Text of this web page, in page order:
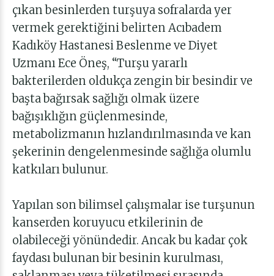
çıkan besinlerden turşuya sofralarda yer
vermek gerektiğini belirten Acıbadem
Kadıköy Hastanesi Beslenme ve Diyet
Uzmanı Ece Öneş, “Turşu yararlı
bakterilerden oldukça zengin bir besindir ve
başta bağırsak sağlığı olmak üzere
bağışıklığın güçlenmesinde,
metabolizmanın hızlandırılmasında ve kan
şekerinin dengelenmesinde sağlığa olumlu
katkıları bulunur.
Yapılan son bilimsel çalışmalar ise turşunun
kanserden koruyucu etkilerinin de
olabileceği yönündedir. Ancak bu kadar çok
faydası bulunan bir besinin kurulması,